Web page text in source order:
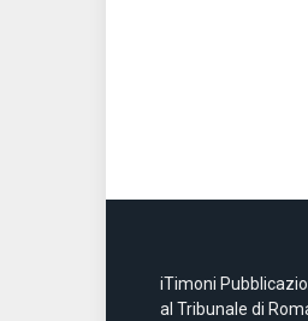
iTimoni
al Tribunale di